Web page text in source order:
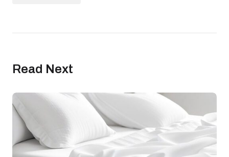
Read Next